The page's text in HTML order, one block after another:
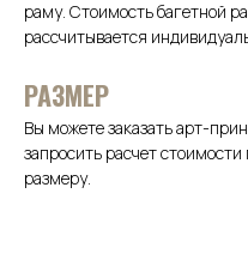
раму. Стоимость багетной
рассчитывается
РАЗМЕР
Вы можете заказать арт-
запросить расчет
размеру.